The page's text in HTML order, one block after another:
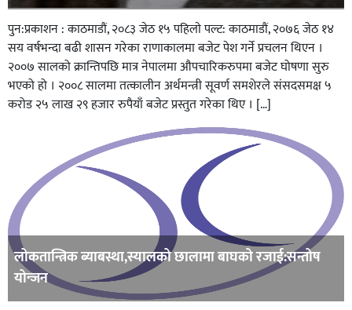
पुन:प्रकाशन : काठमाडौं, २०८३ जेठ १५ पहिलाे पल्ट: काठमाडौं, २०७६ जेठ १४
सय वर्षभन्दा बढी शासन गरेका राणाकालमा बजेट पेश गर्ने प्रचलन थिएन ।
२००७ सालको क्रान्तिपछि मात्र नेपालमा औपचारिकरुपमा बजेट घोषणा सुरु
भएको हो । २००८ सालमा तत्कालीन अर्थमन्त्री सूवर्ण समशेरले संसदसमक्ष ५
करोड २५ लाख २९ हजार रुपैयाँ बजेट प्रस्तुत गरेका थिए । […]
लोकतान्त्रिक ब्याबस्था,स्यालको छालामा बाघको रजाई:सन्तोष
योन्जन